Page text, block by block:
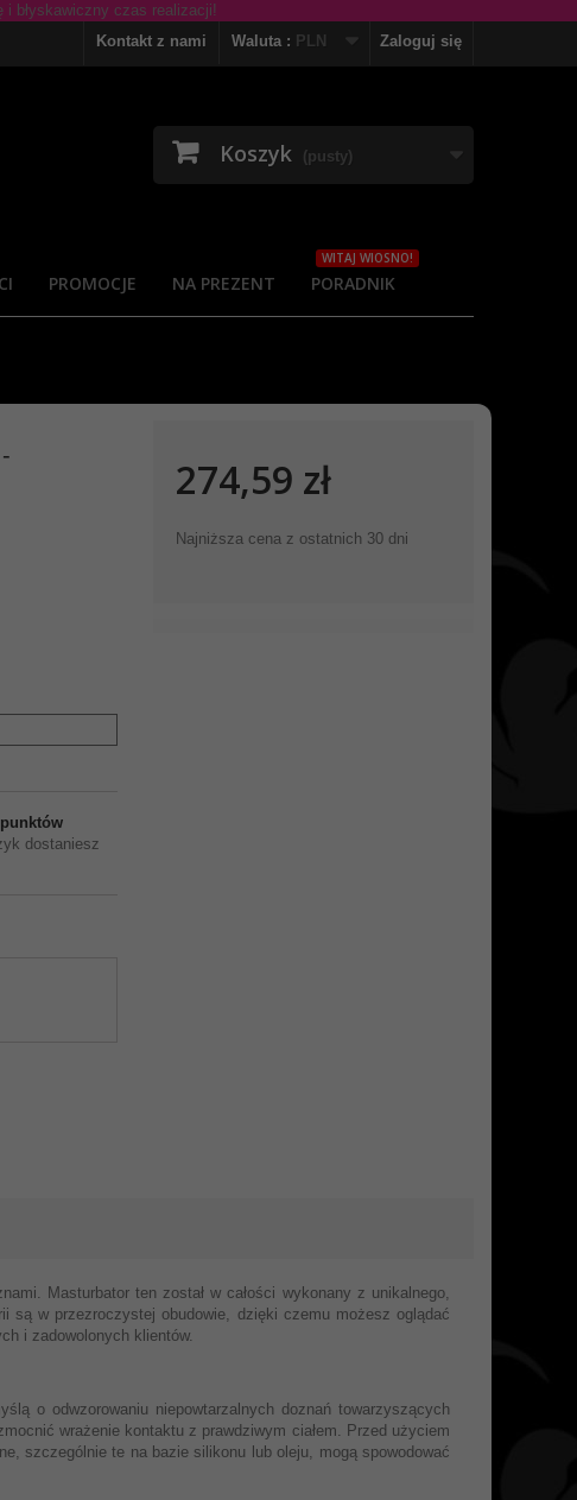
Zaloguj się
Waluta : PLN
Kontakt z nami
Koszyk (pusty)
PROMOCJE NA PREZENT PORADNIK
WITAJ WIOSNO!
punktów
dostaniesz
274,59 zł
Najniższa cena z ostatnich 30 dni
Masturbator ten został w całości wykonany z unikalnego,
są w przezroczystej obudowie, dzięki czemu możesz oglądać
i zadowolonych klientów.
o odwzorowaniu niepowtarzalnych doznań towarzyszących
wrażenie kontaktu z prawdziwym ciałem. Przed użyciem
szczególnie te na bazie silikonu lub oleju, mogą spowodować